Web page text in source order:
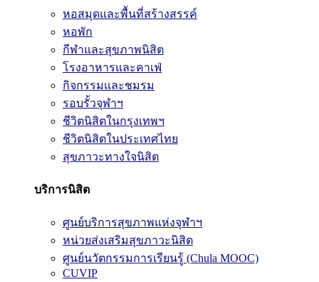
หอสมุดและพื้นที่สร้างสรรค์
หอพัก
กีฬาและสุขภาพนิสิต
โรงอาหารและคาเฟ่
กิจกรรมและชมรม
รอบรั้วจุฬาฯ
ชีวิตนิสิตในกรุงเทพฯ
ชีวิตนิสิตในประเทศไทย
สุขภาวะทางใจนิสิต
บริการนิสิต
ศูนย์บริการสุขภาพแห่งจุฬาฯ
หน่วยส่งเสริมสุขภาวะนิสิต
ศูนย์นวัตกรรมการเรียนรู้ (Chula MOOC)
CUVIP